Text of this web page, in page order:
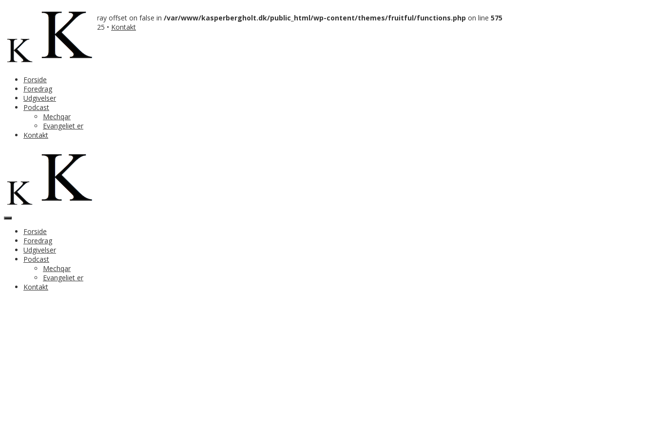
Forside
Foredrag
Udgivelser
Podcast
Mechqar
Evangeliet er
Kontakt
Forside
Foredrag
Udgivelser
Podcast
Mechqar
Evangeliet er
Kontakt
: Trying to access array offset on false in /var/www/kasperbergholt.dk/public_html/wp-content/themes/fruitful/functions.php on line 575
Copyright Kasper Bergholt 2025 • Kontakt